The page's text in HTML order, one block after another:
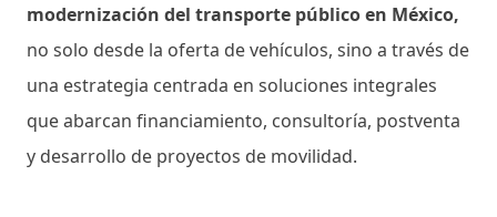
modernización del transporte público en México,
no solo desde la oferta de vehículos, sino a través de
una estrategia centrada en soluciones integrales
que abarcan financiamiento, consultoría, postventa
y desarrollo de proyectos de movilidad.